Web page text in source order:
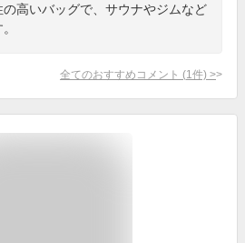
高いバッグで、サウナやジムなど
全てのおすすめコメント (1 件) >